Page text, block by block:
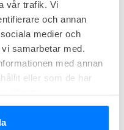
vår trafik. Vi
och annan
medier och
samarbetar med.
med annan
eller som de har
Hovet med kreativa